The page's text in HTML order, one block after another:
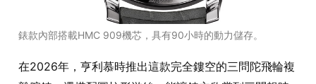
錶款內部搭載HMC 909機芯，具有90小時的動力儲存。
在2026年，亨利慕時推出這款完全鏤空的三問陀飛輪複